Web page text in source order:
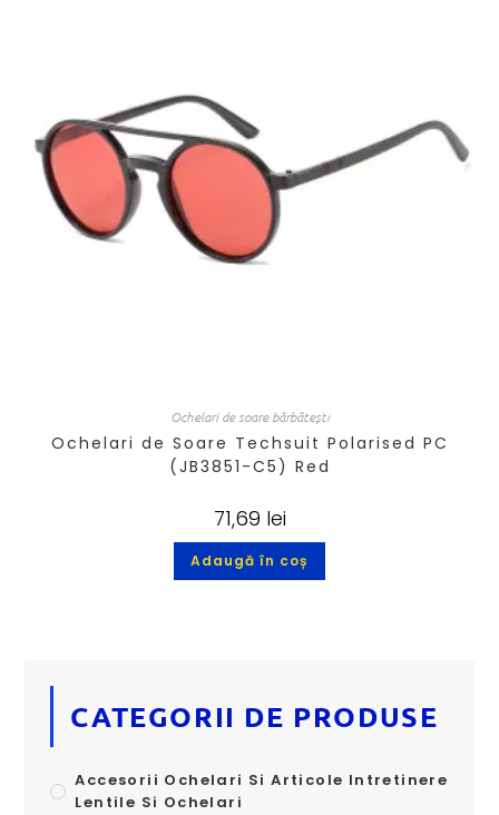
Ochelari de soare bărbătești
Ochelari de Soare Techsuit Polarised PC
(JB3851-C5) Red
71,69 lei
Adaugă în coș
CATEGORII DE PRODUSE
Accesorii Ochelari Si Articole Intretinere
Lentile Si Ochelari